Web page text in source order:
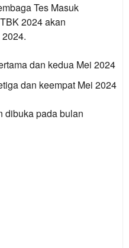
Tes Masuk
2024 akan
dan kedua Mei 2024
dan keempat Mei 2024
dibuka pada bulan